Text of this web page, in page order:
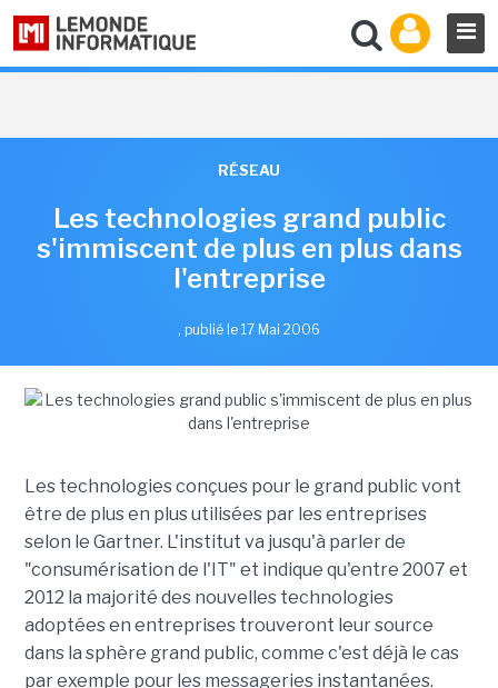
RÉSEAU
Les technologies grand public
s'immiscent de plus en plus dans
l'entreprise
, publié le 17 Mai 2006
Les technologies conçues pour le grand public vont
être de plus en plus utilisées par les entreprises
selon le Gartner. L'institut va jusqu'à parler de
"consumérisation de l'IT" et indique qu'entre 2007 et
2012 la majorité des nouvelles technologies
adoptées en entreprises trouveront leur source
dans la sphère grand public, comme c'est déjà le cas
par exemple pour les messageries instantanées.